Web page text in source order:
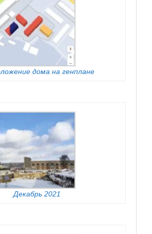
дома на генплане
Декабрь 2021